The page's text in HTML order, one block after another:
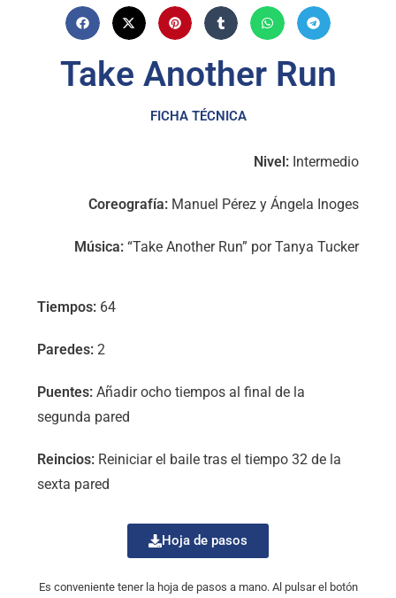
Take Another Run
FICHA TÉCNICA
Nivel:Intermedio
Coreografía:Manuel Pérez y Ángela Inoges
Música:“Take Another Run” por Tanya Tucker
Tiempos: 64
Paredes: 2
Puentes: Añadir ocho tiempos al final de la
segunda pared
Reincios: Reiniciar el baile tras el tiempo 32 de la
sexta pared
Hoja de pasos
Es conveniente tener la hoja de pasos a mano. Al pulsar el botón